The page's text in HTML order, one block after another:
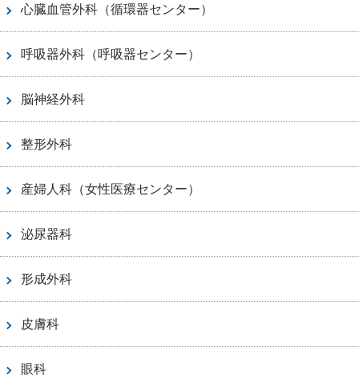
心臓血管外科（循環器センター）
呼吸器外科（呼吸器センター）
脳神経外科
整形外科
産婦人科（女性医療センター）
泌尿器科
形成外科
皮膚科
眼科